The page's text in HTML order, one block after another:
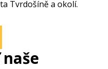
Tvrdošíně a okolí.